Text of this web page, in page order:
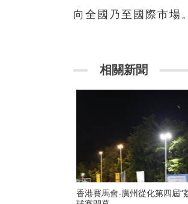
向全國乃至國際市場
相關新聞
香港賽馬會-廣州從化第四屆“